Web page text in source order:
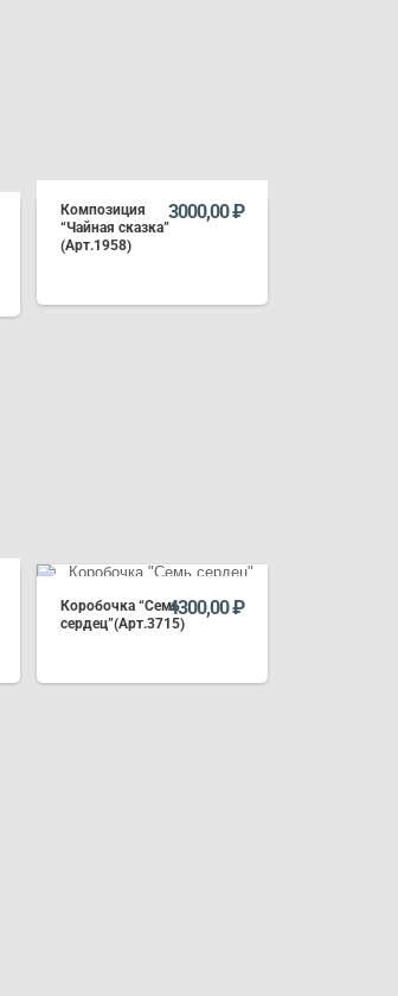
Композиция
“Чайная сказка”
(Арт.1958)
3000,00₽
Коробочка “Семь
сердец”(Арт.3715)
4300,00₽